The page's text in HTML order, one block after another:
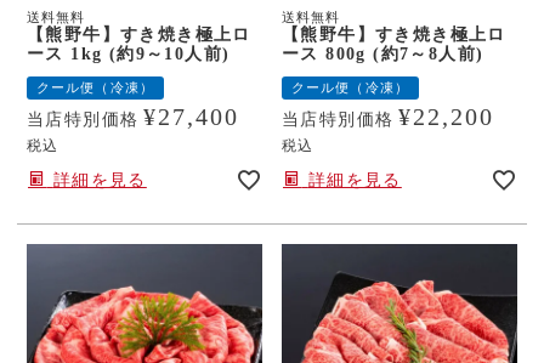
送料無料
【熊野牛】すき焼き極上ロ
ース 1kg (約9～10人前)
クール便（冷凍）
当店特別価格 ¥27,400
税込
詳細を見る
送料無料
【熊野牛】すき焼き極上ロ
ース 800g (約7～8人前)
クール便（冷凍）
当店特別価格 ¥22,200
税込
詳細を見る